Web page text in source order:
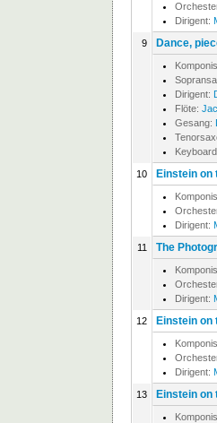
Dirigent:
9 Dance,
Dirigent:
Flöte:
Gesang:
10 Einstein
Dirigent:
11 The
Dirigent:
12 Einstein
Dirigent:
13 Einstein